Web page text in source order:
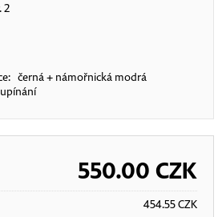
2
černá + námořnická modrá
550.00 CZK
454.55CZK